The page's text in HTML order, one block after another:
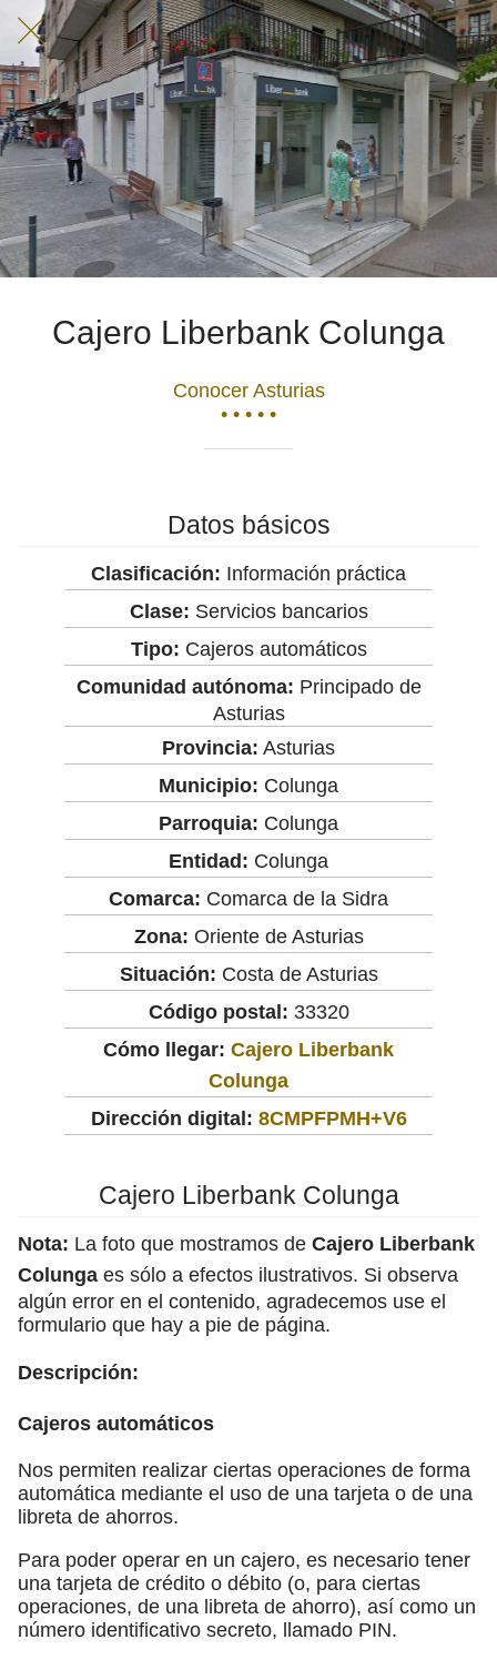
Cajero Liberbank Colunga
Conocer Asturias
• • • • •
Datos básicos
Clasificación: Información práctica
Clase: Servicios bancarios
Tipo: Cajeros automáticos
Comunidad autónoma: Principado de
Asturias
Provincia: Asturias
Municipio: Colunga
Parroquia: Colunga
Entidad: Colunga
Comarca: Comarca de la Sidra
Zona: Oriente de Asturias
Situación: Costa de Asturias
Código postal: 33320
Cómo llegar: Cajero Liberbank
Colunga
Dirección digital: 8CMPFPMH+V6
Cajero Liberbank Colunga
Nota: La foto que mostramos de Cajero Liberbank
Colunga es sólo a efectos ilustrativos. Si observa
algún error en el contenido, agradecemos use el
formulario que hay a pie de página.
Descripción:
Cajeros automáticos
Nos permiten realizar ciertas operaciones de forma
automática mediante el uso de una tarjeta o de una
libreta de ahorros.
Para poder operar en un cajero, es necesario tener
una tarjeta de crédito o débito (o, para ciertas
operaciones, de una libreta de ahorro), así como un
número identificativo secreto, llamado PIN.